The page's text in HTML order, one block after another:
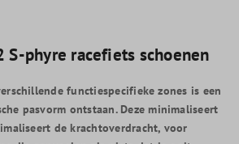
S-phyre racefiets schoenen
functiespecifieke zones is een
pasvorm ontstaan. Deze minimaliseert
de krachtoverdracht, voor